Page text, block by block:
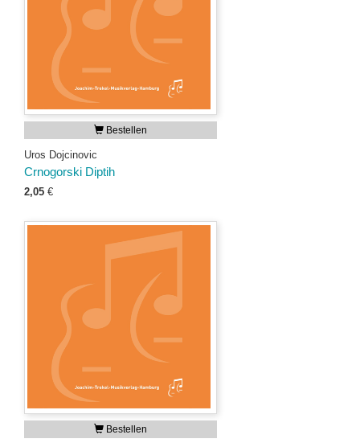
Bestellen
Uros Dojcinovic
Crnogorski Diptih
2,05 €
Bestellen